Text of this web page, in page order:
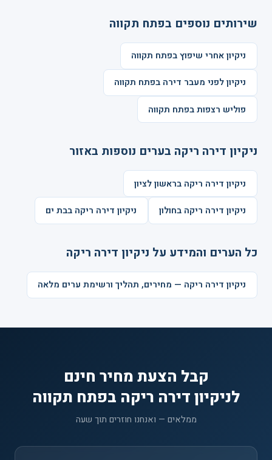
שירותים נוספים בפתח תקווה
ניקיון אחרי שיפוץ בפתח תקווה
ניקיון לפני מעבר דירה בפתח תקווה
פוליש רצפות בפתח תקווה
ניקיון דירה ריקה בערים נוספות באזור
ניקיון דירה ריקה בראשון לציון
ניקיון דירה ריקה בחולון ניקיון דירה ריקה בבת ים
כל הערים והמידע על ניקיון דירה ריקה
ניקיון דירה ריקה — מחירים, תהליך ורשימת ערים מלאה
קבל הצעת מחיר חינם
לניקיון דירה ריקה בפתח תקווה
ממלאים — ואנחנו חוזרים תוך שעה